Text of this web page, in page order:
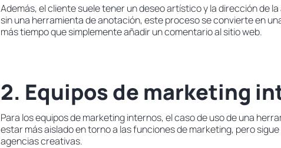
Además, el cliente suele tener un deseo artístico y la dirección de
sin una herramienta de anotación, este proceso se convierte en
más tiempo que simplemente añadir un comentario al sitio web.
2. Equipos de marketing
Para los equipos de marketing internos, el caso de uso de una
estar más aislado en torno a las funciones de marketing, pero
agencias creativas.